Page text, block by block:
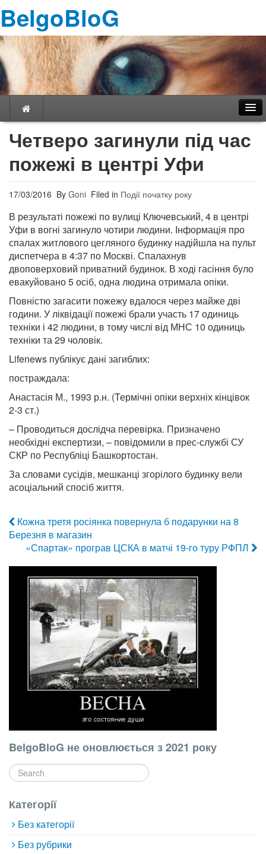
BelgoBloG
Навігація
Четверо загинули під час
пожежі в центрі Уфи
17/03/2016 By Goni Filed in Події початку року
В результаті пожежі по вулиці Ключевський, 4 в центрі
Уфи в вогні загинуло чотири людини. Інформація про
спалах житлового цегляного будинку надійшла на пульт
диспетчера в 4:37 по Москві. Спалахнув
двоповерховий приватний будинок. В ході гасіння було
евакуйовано 5 осіб, одна людина отримала опіки.
Повністю загасити пожежу вдалося через майже дві
години. У ліквідації пожежі брали участь 17 одиниць
техніки і 42 людини, в тому числі від МНС 10 одиниць
техніки та 29 чоловік.
Lifenews публікує дані загиблих:
постраждала:
Анастасія М., 1993 р.н. (Термічні опіки верхніх кінцівок
2-3 ст.)
– Проводиться дослідча перевірка. Призначено
необхідні експертизи, – повідомили в прес-службі СУ
СКР по Республіці Башкортостан.
За словами сусідів, мешканці згорілого будинку вели
асоціальний спосіб життя.
Кожна третя росіянка повернула б подарунки на 8
Березня в магазин
«Спартак» програв ЦСКА в матчі 19-го туру РФПЛ
BelgoBloG не оновлюється з 2021 року
Категорії
Без категорії
Без рубрики